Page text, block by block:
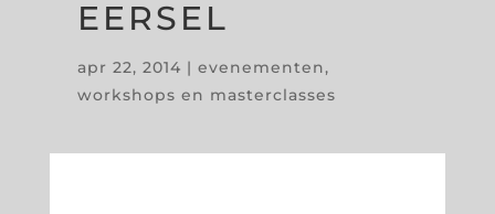
EERSEL
apr 22, 2014 | evenementen,
workshops en masterclasses